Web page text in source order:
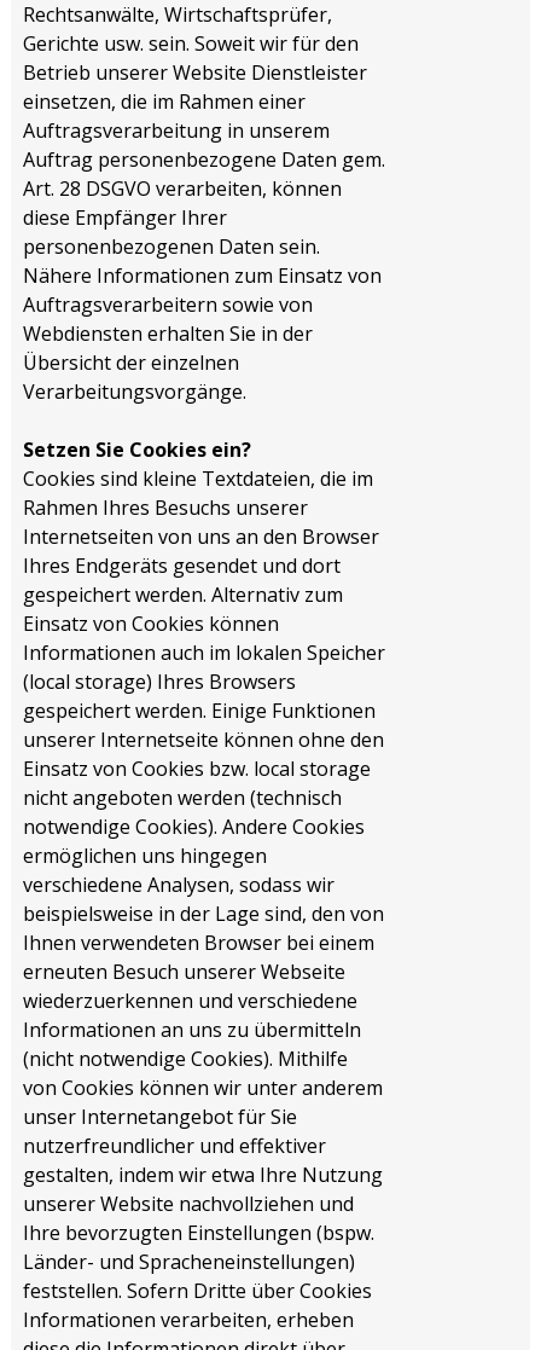
Rechtsanwälte, Wirtschaftsprüfer,
Gerichte usw. sein. Soweit wir für den
Betrieb unserer Website Dienstleister
einsetzen, die im Rahmen einer
Auftragsverarbeitung in unserem
Auftrag personenbezogene Daten gem.
Art. 28 DSGVO verarbeiten, können
diese Empfänger Ihrer
personenbezogenen Daten sein.
Nähere Informationen zum Einsatz von
Auftragsverarbeitern sowie von
Webdiensten erhalten Sie in der
Übersicht der einzelnen
Verarbeitungsvorgänge.
Setzen Sie Cookies ein?
Cookies sind kleine Textdateien, die im
Rahmen Ihres Besuchs unserer
Internetseiten von uns an den Browser
Ihres Endgeräts gesendet und dort
gespeichert werden. Alternativ zum
Einsatz von Cookies können
Informationen auch im lokalen Speicher
(local storage) Ihres Browsers
gespeichert werden. Einige Funktionen
unserer Internetseite können ohne den
Einsatz von Cookies bzw. local storage
nicht angeboten werden (technisch
notwendige Cookies). Andere Cookies
ermöglichen uns hingegen
verschiedene Analysen, sodass wir
beispielsweise in der Lage sind, den von
Ihnen verwendeten Browser bei einem
erneuten Besuch unserer Webseite
wiederzuerkennen und verschiedene
Informationen an uns zu übermitteln
(nicht notwendige Cookies). Mithilfe
von Cookies können wir unter anderem
unser Internetangebot für Sie
nutzerfreundlicher und effektiver
gestalten, indem wir etwa Ihre Nutzung
unserer Website nachvollziehen und
Ihre bevorzugten Einstellungen (bspw.
Länder- und Spracheneinstellungen)
feststellen. Sofern Dritte über Cookies
Informationen verarbeiten, erheben